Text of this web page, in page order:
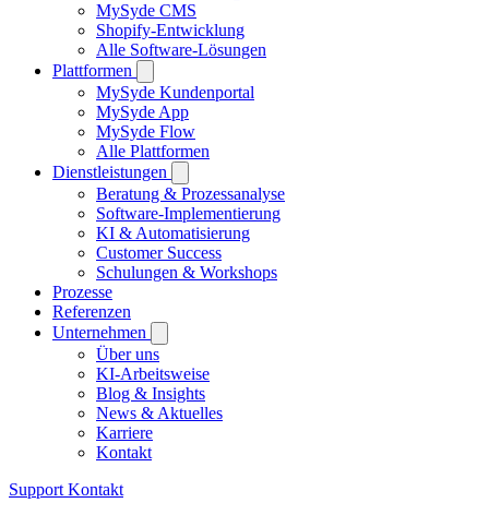
MySyde CMS
Shopify-Entwicklung
Alle Software-Lösungen
Plattformen
MySyde Kundenportal
MySyde App
MySyde Flow
Alle Plattformen
Dienstleistungen
Beratung & Prozessanalyse
Software-Implementierung
KI & Automatisierung
Customer Success
Schulungen & Workshops
Prozesse
Referenzen
Unternehmen
Über uns
KI-Arbeitsweise
Blog & Insights
News & Aktuelles
Karriere
Kontakt
Support Kontakt